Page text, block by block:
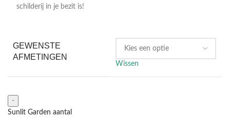
schilderij in je bezit is!
GEWENSTE
AFMETINGEN
Wissen
Sunlit Garden aantal